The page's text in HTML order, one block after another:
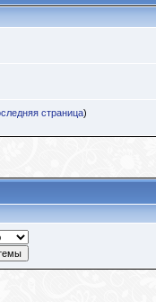
страница)